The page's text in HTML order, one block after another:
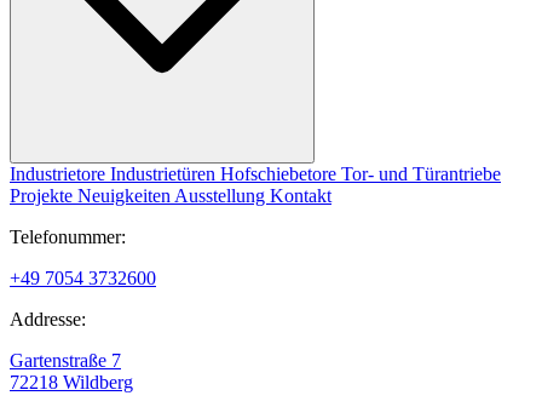
Industrietore Industrietüren Hofschiebetore Tor- und Türantriebe
Projekte Neuigkeiten Ausstellung Kontakt
Telefonummer:
+49 7054 3732600
Addresse:
Gartenstraße 7
72218 Wildberg